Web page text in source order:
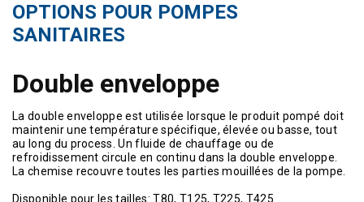
OPTIONS POUR POMPES
SANITAIRES
Double enveloppe
La double enveloppe est utilisée lorsque le produit pompé doit
maintenir une température spécifique, élevée ou basse, tout
au long du process. Un fluide de chauffage ou de
refroidissement circule en continu dans la double enveloppe.
La chemise recouvre toutes les parties mouillées de la pompe.
Disponible pour les tailles: T80, T125, T225, T425